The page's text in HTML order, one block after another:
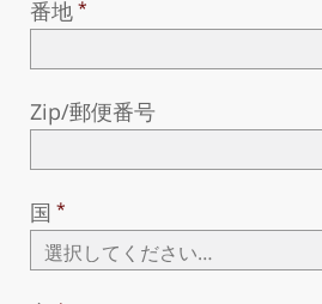
番地
Zip/郵便番号
国